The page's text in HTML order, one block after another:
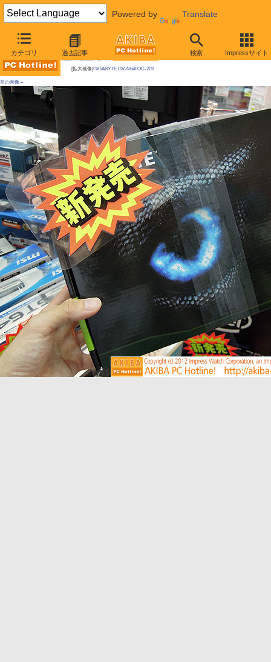
Powered by Translate
カテゴリ 過去記事 検索 Impressサイト
AKIBA PC Hotline!
[拡大画像]GIGABYTE GV-N640OC-2GI
前の画像←